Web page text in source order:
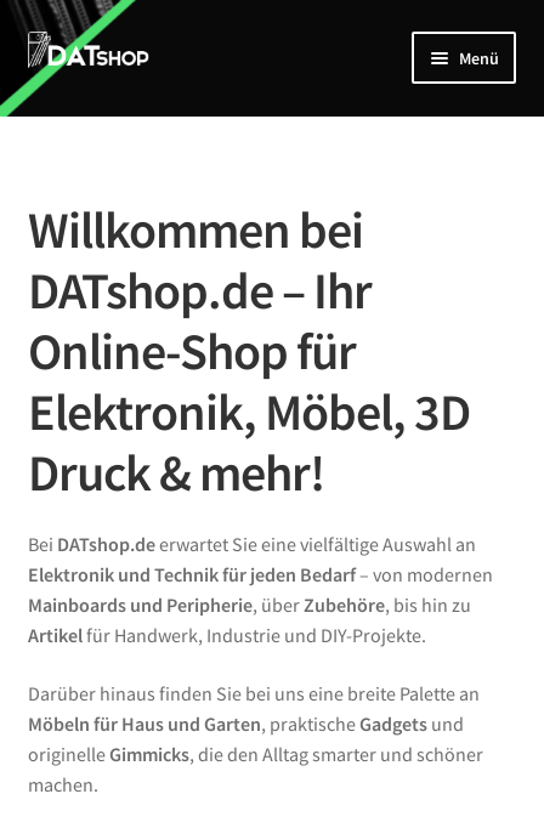
Zur
Navigation
springen
Zum
Inhalt
springen
Menü
Home
Mein Account
Kontakt
Willkommen bei
DATshop.de – Ihr
Online-Shop für
Elektronik, Möbel, 3D
Druck & mehr!
Bei DATshop.deerwartet Sie eine vielfältige Auswahl an
Elektronik und Technik für jeden Bedarf– von modernen
Mainboards und Peripherie, überZubehöre, bis hin zu
Artikelfür Handwerk, Industrie und DIY-Projekte.
Darüber hinaus finden Sie bei uns eine breite Palette an
Möbeln für Haus und Garten, praktischeGadgetsund
originelleGimmicks, die den Alltag smarter und schöner
machen.